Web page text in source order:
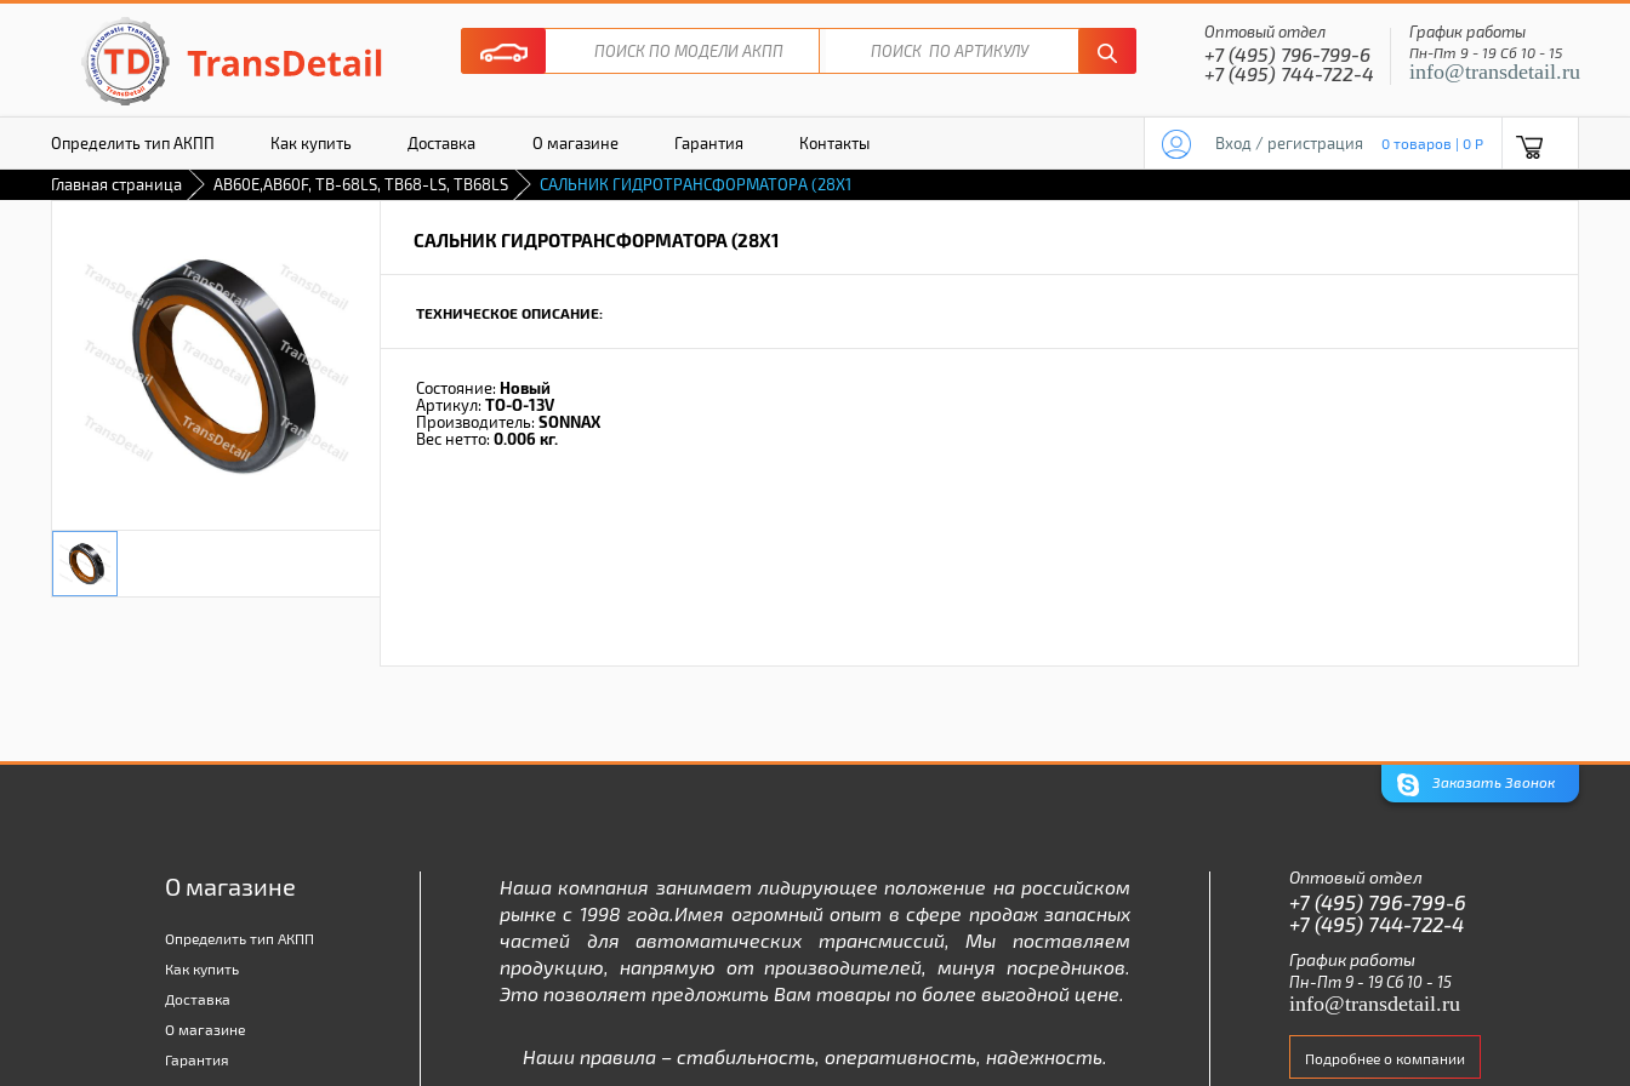
Оптовый отдел
+7 (495) 796-799-6
+7 (495) 744-722-4
График работы
Пн-Пт 9 - 19 Сб 10 - 15
info@transdetail.ru
Определить тип АКПП Как купить Доставка О магазине Гарантия Контакты Вход / регистрация 0 товаров | 0 P
Главная страница AB60E,AB60F, TB-68LS, TB68-LS, TB68LS САЛЬНИК ГИДРОТРАНСФОРМАТОРА (28X1
САЛЬНИК ГИДРОТРАНСФОРМАТОРА (28X1
ТЕХНИЧЕСКОЕ ОПИСАНИЕ:
Состояние: Новый
Артикул: TO-O-13V
Производитель: SONNAX
Вес нетто: 0.006 кг.
Заказать Звонок
О магазине
Определить тип АКПП
Как купить
Доставка
О магазине
Гарантия
Наша компания занимает лидирующее положение на российском
рынке с 1998 года.Имея огромный опыт в сфере продаж запасных
частей для автоматических трансмиссий, Мы поставляем
продукцию, напрямую от производителей, минуя посредников.
Это позволяет предложить Вам товары по более выгодной цене.
Наши правила – стабильность, оперативность, надежность.
Оптовый отдел
+7 (495) 796-799-6
+7 (495) 744-722-4
График работы
Пн-Пт 9 - 19 Сб 10 - 15
info@transdetail.ru
Подробнее о компании